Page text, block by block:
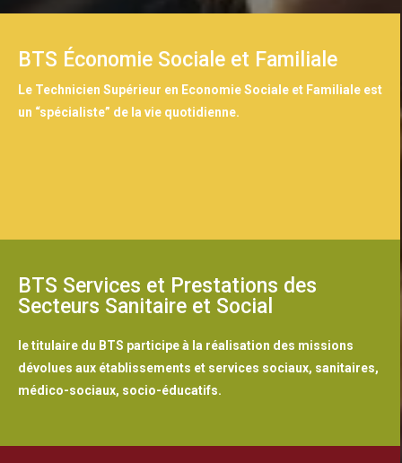
BTS Économie Sociale et Familiale
Le Technicien Supérieur en Economie Sociale et Familiale est
un “spécialiste” de la vie quotidienne.
BTS Services et Prestations des
Secteurs Sanitaire et Social
le titulaire du BTS participe à la réalisation des missions
dévolues aux établissements et services sociaux, sanitaires,
médico-sociaux, socio-éducatifs.